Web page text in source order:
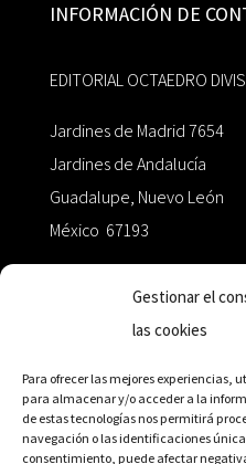
Gestionar el
las cookies
Para ofrecer las mejores experiencias,
para almacenar y/o acceder a la
de estas tecnologías nos permitirá
navegación o las identificaciones
consentimiento, puede afectar
INFORMACIÓN DE
EDITORIAL OCTAEDRO
Jardines de Madrid 7654
Jardines de Andalucía
Guadalupe, Nuevo León
México 67193
+52 811.499.5638
RED DE DISTRIBUCIÓN